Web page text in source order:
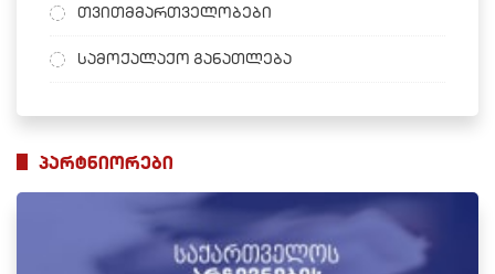
თვითმმართველობები
სამოქალაქო განათლება
პარტნიორები